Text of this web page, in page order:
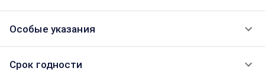
Особые указания
Срок годности